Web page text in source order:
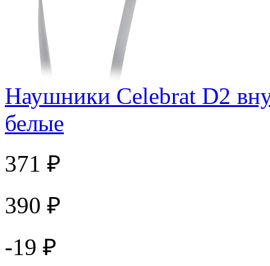
Наушники Celebrat D2
белые
371 ₽
390 ₽
-19 ₽